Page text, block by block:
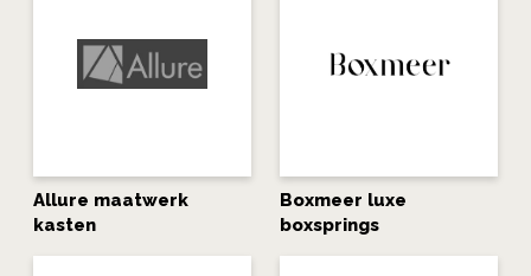
Allure maatwerk
kasten
Boxmeer luxe
boxsprings